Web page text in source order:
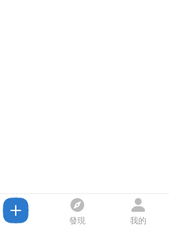
發現 我的